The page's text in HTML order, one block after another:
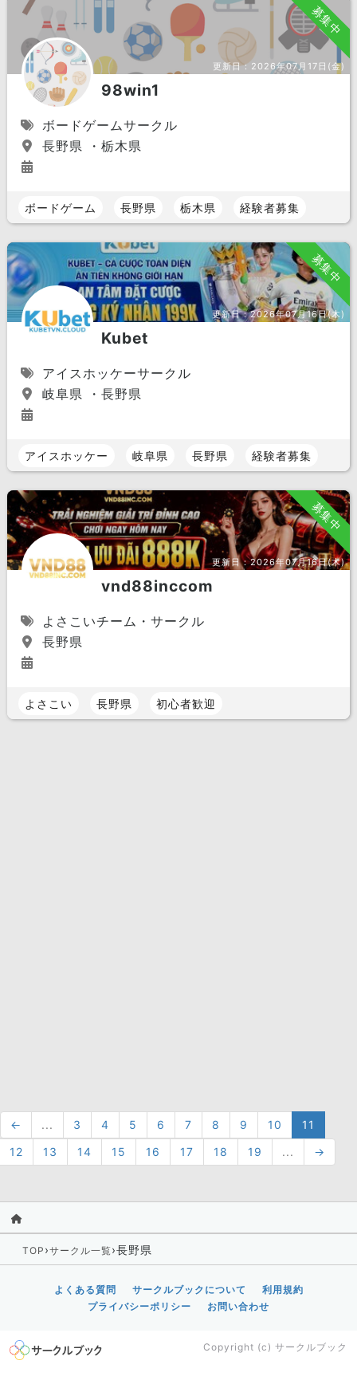
募集中
更新日： 2026年07月17日(金)
98win1
ボードゲームサークル
長野県 ・栃木県
ボードゲーム 長野県 栃木県 経験者募集
募集中
更新日：2026年07月16日(木)
Kubet
アイスホッケーサークル
岐阜県 ・長野県
アイスホッケー 岐阜県 長野県 経験者募集
募集中
更新日：2026年07月16日(木)
vnd88inccom
よさこいチーム・サークル
長野県
よさこい 長野県 初心者歓迎
← ... 3 4 5 6 7 8 9 10
11
12
13 14 15 16 17 18 19 ... →
TOP ›サークル一覧›長野県
よくある質問 サークルブックについて
利用規約
プライバシーポリシー
お問い合わせ
Copyright (c) サークルブック